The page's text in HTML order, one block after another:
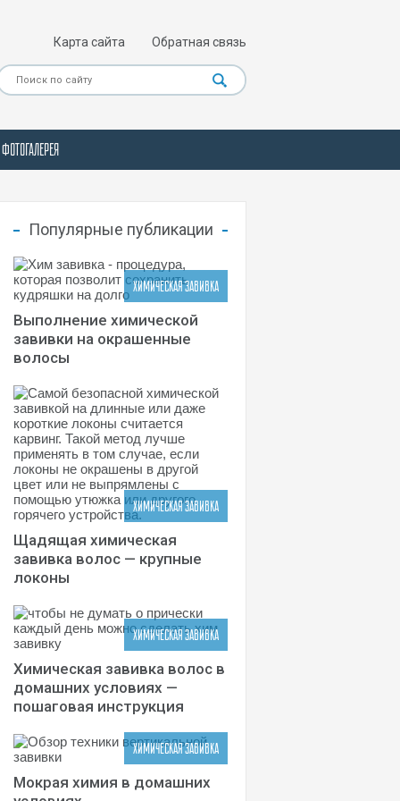
Карта сайта Обратная связь
ФОТОГАЛЕРЕЯ
Популярные публикации
ХИМИЧЕСКАЯ ЗАВИВКА
Выполнение химической
завивки на окрашенные
волосы
ХИМИЧЕСКАЯ ЗАВИВКА
Щадящая химическая
завивка волос — крупные
локоны
ХИМИЧЕСКАЯ ЗАВИВКА
Химическая завивка волос в
домашних условиях —
пошаговая инструкция
ХИМИЧЕСКАЯ ЗАВИВКА
Мокрая химия в домашних